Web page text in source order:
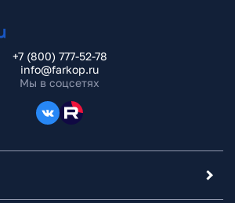
+7 (800) 777-52-78
info@farkop.ru
Мы в соцсетях